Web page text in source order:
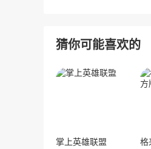
猜你可能喜欢的
掌上英雄联盟